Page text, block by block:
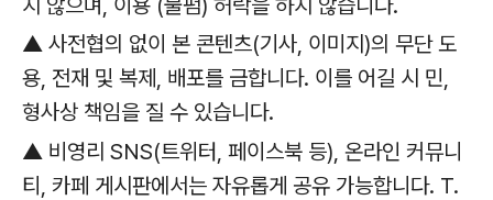
지 않으며, 이용 (불펌) 허락을 하지 않습니다.
▲ 사전협의 없이 본 콘텐츠(기사, 이미지)의 무단 도
용, 전재 및 복제, 배포를 금합니다. 이를 어길 시 민,
형사상 책임을 질 수 있습니다.
▲ 비영리 SNS(트위터, 페이스북 등), 온라인 커뮤니
티, 카페 게시판에서는 자유롭게 공유 가능합니다. T.